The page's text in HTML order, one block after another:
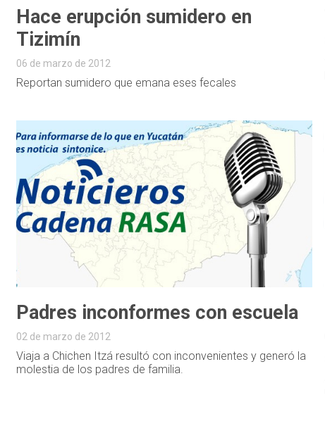
Hace erupción sumidero en
Tizimín
06 de marzo de 2012
Reportan sumidero que emana eses fecales
Padres inconformes con escuela
02 de marzo de 2012
Viaja a Chichen Itzá resultó con inconvenientes y generó la
molestia de los padres de familia.